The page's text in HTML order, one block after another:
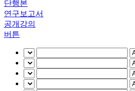
단행본
연구보고서
공개강의
버튼